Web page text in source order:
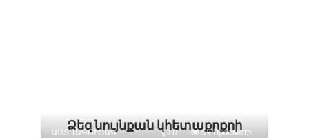
Ձեզ նույնքան կհետաքրքրի
ԱՍՏՂԱԳՈՒՇԱԿ 0 59 Просмотр